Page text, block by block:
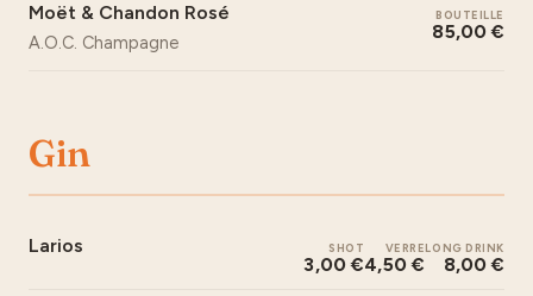
Moët & Chandon Rosé
A.O.C. Champagne
BOUTEILLE
85,00 €
Gin
Larios SHOT
3,00 €
VERRE
4,50 €
LONG DRINK
8,00 €